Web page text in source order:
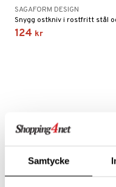
Samtycke
SAGAFORM DESIGN
124 kr